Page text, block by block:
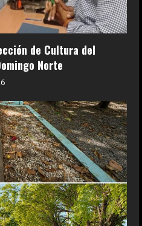
de Cultura del
Norte